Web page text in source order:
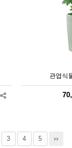
관엽식
3 4 5